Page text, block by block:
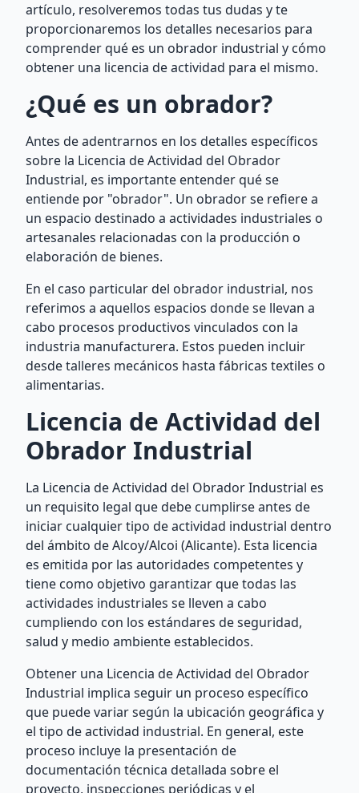
artículo, resolveremos todas tus dudas y te
proporcionaremos los detalles necesarios para
comprender qué es un obrador industrial y cómo
obtener una licencia de actividad para el mismo.
¿Qué es un obrador?
Antes de adentrarnos en los detalles específicos
sobre la Licencia de Actividad del Obrador
Industrial, es importante entender qué se
entiende por "obrador". Un obrador se refiere a
un espacio destinado a actividades industriales o
artesanales relacionadas con la producción o
elaboración de bienes.
En el caso particular del obrador industrial, nos
referimos a aquellos espacios donde se llevan a
cabo procesos productivos vinculados con la
industria manufacturera. Estos pueden incluir
desde talleres mecánicos hasta fábricas textiles o
alimentarias.
Licencia de Actividad del
Obrador Industrial
La Licencia de Actividad del Obrador Industrial es
un requisito legal que debe cumplirse antes de
iniciar cualquier tipo de actividad industrial dentro
del ámbito de Alcoy/Alcoi (Alicante). Esta licencia
es emitida por las autoridades competentes y
tiene como objetivo garantizar que todas las
actividades industriales se lleven a cabo
cumpliendo con los estándares de seguridad,
salud y medio ambiente establecidos.
Obtener una Licencia de Actividad del Obrador
Industrial implica seguir un proceso específico
que puede variar según la ubicación geográfica y
el tipo de actividad industrial. En general, este
proceso incluye la presentación de
documentación técnica detallada sobre el
proyecto, inspecciones periódicas y el